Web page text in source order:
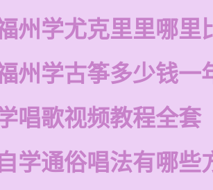
州学尤克里里哪里
州学古筝多少钱一
唱歌视频教程全套
自学通俗唱法有哪些